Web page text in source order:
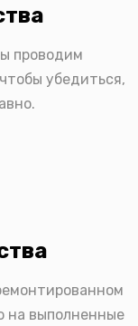
проводим
убедиться,
на выполненные